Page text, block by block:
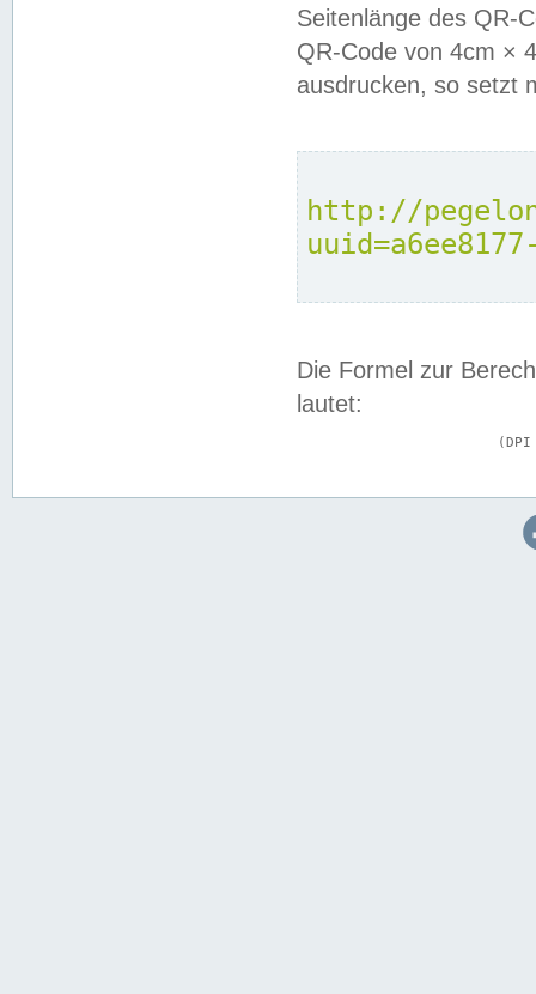
Seitenlänge des QR-
QR-Code von 4cm ×
ausdrucken, so setzt
http://
Die Formel zur
lautet: